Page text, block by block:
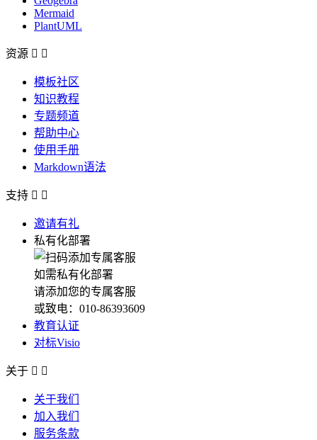
Mermaid
PlantUML
资源  
模板社区
知识教程
专题频道
帮助中心
使用手册
Markdown语法
支持  
邀请有礼
私有化部署
如需私有化部署
请添加您的专属客服
或致电：010-86393609
教育认证
对标Visio
关于  
关于我们
加入我们
服务条款